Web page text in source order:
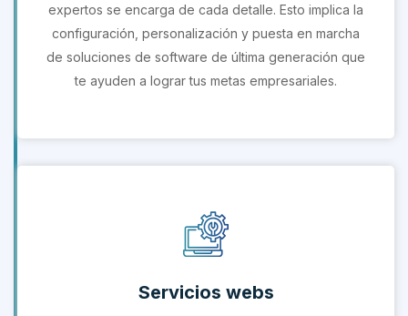
expertos se encarga de cada detalle. Esto implica la
configuración, personalización y puesta en marcha
de soluciones de software de última generación que
te ayuden a lograr tus metas empresariales.
Servicios webs